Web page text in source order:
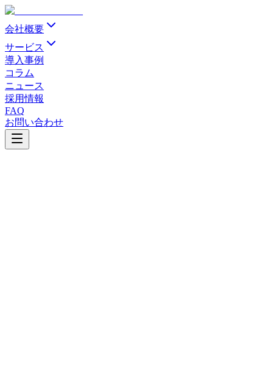
会社概要
サービス
導入事例
コラム
ニュース
採用情報
FAQ
お問い合わせ